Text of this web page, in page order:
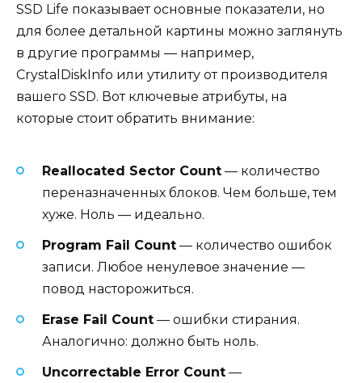
SSD Life показывает основные показатели, но
для более детальной картины можно заглянуть
в другие программы — например,
CrystalDiskInfo или утилиту от производителя
вашего SSD. Вот ключевые атрибуты, на
которые стоит обратить внимание:
Reallocated Sector Count — количество
переназначенных блоков. Чем больше, тем
хуже. Ноль — идеально.
Program Fail Count — количество ошибок
записи. Любое ненулевое значение —
повод насторожиться.
Erase Fail Count — ошибки стирания.
Аналогично: должно быть ноль.
Uncorrectable Error Count —